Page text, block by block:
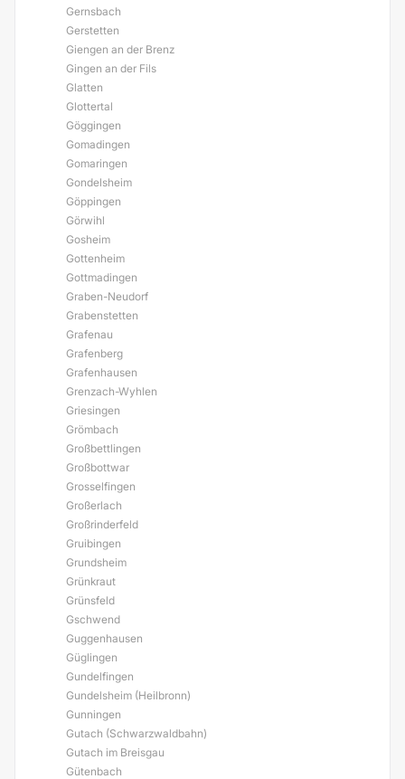
Gernsbach
Gerstetten
Giengen an der Brenz
Gingen an der Fils
Glatten
Glottertal
Göggingen
Gomadingen
Gomaringen
Gondelsheim
Göppingen
Görwihl
Gosheim
Gottenheim
Gottmadingen
Graben-Neudorf
Grabenstetten
Grafenau
Grafenberg
Grafenhausen
Grenzach-Wyhlen
Griesingen
Grömbach
Großbettlingen
Großbottwar
Grosselfingen
Großerlach
Großrinderfeld
Gruibingen
Grundsheim
Grünkraut
Grünsfeld
Gschwend
Guggenhausen
Güglingen
Gundelfingen
Gundelsheim (Heilbronn)
Gunningen
Gutach (Schwarzwaldbahn)
Gutach im Breisgau
Gütenbach